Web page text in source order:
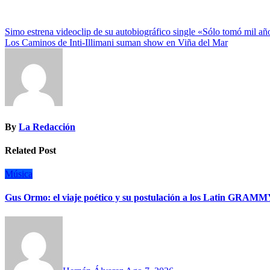
Navegación
de
entradas
Simo estrena videoclip de su autobiográfico single «Sólo tomó mil
Los Caminos de Inti-Illimani suman show en Viña del Mar
By La Redacción
Related Post
Música
Gus Ormo: el viaje poético y su postulación a los Latin